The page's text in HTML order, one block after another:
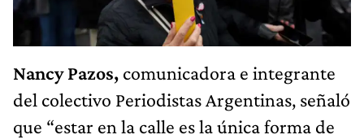
Nancy Pazos, comunicadora e integrante
del colectivo Periodistas Argentinas, señaló
que “estar en la calle es la única forma de